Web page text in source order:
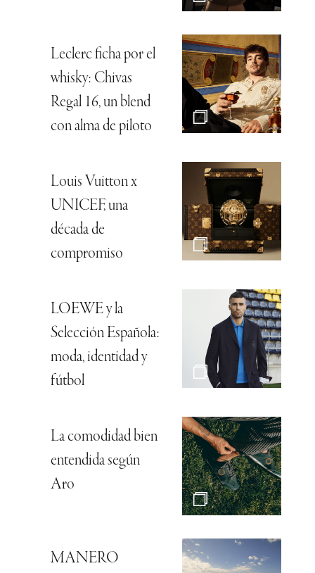
Leclerc ficha por el
whisky: Chivas
Regal 16, un blend
con alma de piloto
Louis Vuitton x
UNICEF, una
década de
compromiso
LOEWE y la
Selección Española:
moda, identidad y
fútbol
La comodidad bien
entendida según
Aro
MANERO